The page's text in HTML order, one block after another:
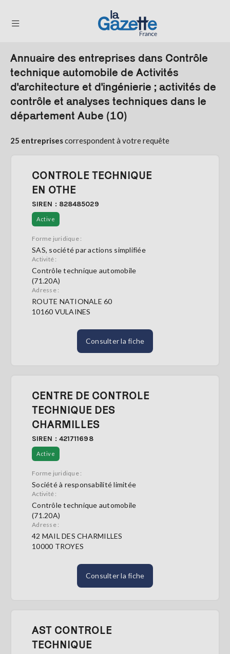
THÉMATIQUES
RÉGIONS
GAZETTE
Se
connecter
S'abonner
Annuaire des entreprises dans Contrôle
technique automobile de Activités
d'architecture et d'ingénierie ; activités de
contrôle et analyses techniques dans le
département Aube (10)
25 entreprisescorrespondent à votre requête
CONTROLE TECHNIQUE
EN OTHE
SIREN : 828485029
Active
Forme juridique :
SAS, société par actions simplifiée
Activité :
Contrôle technique automobile
(71.20A)
Adresse :
ROUTE NATIONALE 60
10160 VULAINES
Consulter la fiche
CENTRE DE CONTROLE
TECHNIQUE DES
CHARMILLES
SIREN : 421711698
Active
Forme juridique :
Société à responsabilité limitée
Activité :
Contrôle technique automobile
(71.20A)
Adresse :
42 MAIL DES CHARMILLES
10000 TROYES
Consulter la fiche
AST CONTROLE
TECHNIQUE